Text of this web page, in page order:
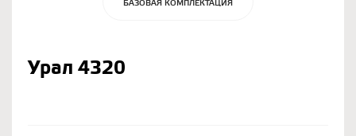
БАЗОВАЯ КОМПЛЕКТАЦИЯ
Урал 4320